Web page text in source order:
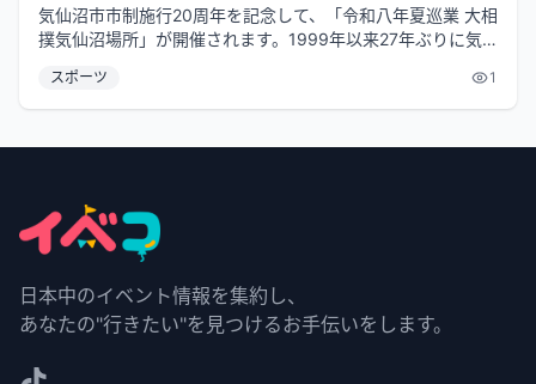
気仙沼市市制施行20周年を記念して、「令和八年夏巡業 大相
撲気仙沼場所」が開催されます。1999年以来27年ぶりに気
スポーツ 1
日本中のイベント情報を集約し、
あなたの"行きたい"を見つけるお手伝いをします。